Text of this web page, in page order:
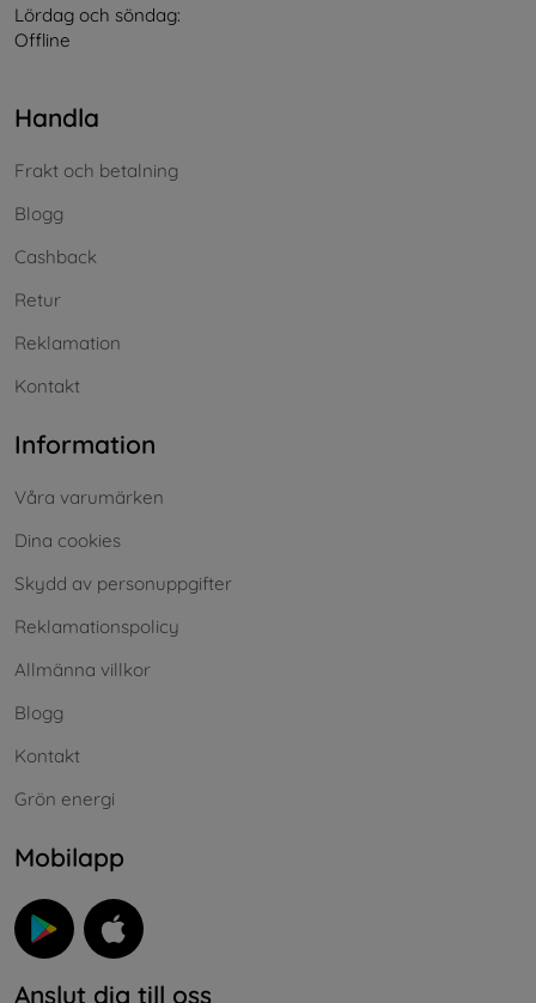
Lördag och söndag:
Offline
Handla
Frakt och betalning
Blogg
Cashback
Retur
Reklamation
Kontakt
Information
Våra varumärken
Dina cookies
Skydd av personuppgifter
Reklamationspolicy
Allmänna villkor
Blogg
Kontakt
Grön energi
Mobilapp
Anslut dig till oss